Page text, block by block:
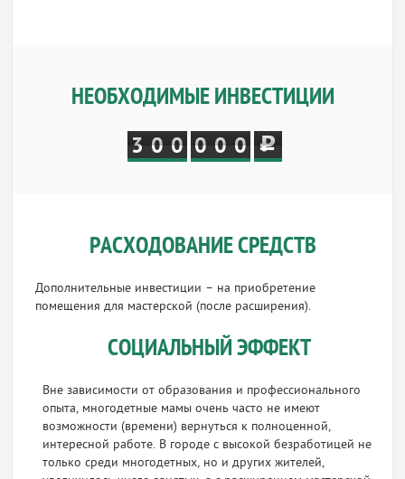
НЕОБХОДИМЫЕ ИНВЕСТИЦИИ
3 0 0 0 0 0
РАСХОДОВАНИЕ СРЕДСТВ
Дополнительные инвестиции – на приобретение
помещения для мастерской (после расширения).
СОЦИАЛЬНЫЙ ЭФФЕКТ
Вне зависимости от образования и профессионального
опыта, многодетные мамы очень часто не имеют
возможности (времени) вернуться к полноценной,
интересной работе. В городе с высокой безработицей не
только среди многодетных, но и других жителей,